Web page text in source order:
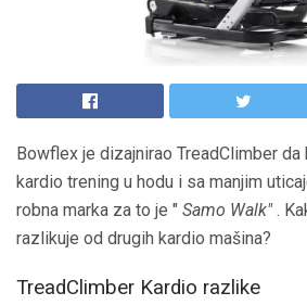
Bowflex je dizajnirao TreadClimber
kardio trening u hodu i sa manjim
robna marka za to je " Samo Walk".
razlikuje od drugih kardio mašina?
TreadClimber Kardio razlike